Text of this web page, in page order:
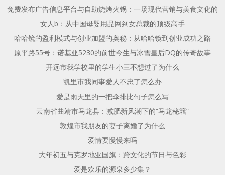
免费发布广告信息平台与自助烧烤火锅：一场现代营销与美食文化的
女人b：从中国母婴用品网到女总裁的顶级高手
哈哈镜的盈利模式与创业加盟的奥秘：从哈哈镜到创业成功之路
原平路55号：诺基亚5230的前世今生与冰雪皇后DQ的传奇故事
开远市我学校里的学生小三不想过了为什么
凯里市我同事爱人不忠了怎么办
爱是雨天里的一把伞排比句子怎么写
云南省曲靖市马龙县：减肥新风潮下的“马龙秘籍”
敦煌市我朋友的妻子离婚了为什么
爱情要慢慢来吗
大年初五与克罗地亚国旗：跨文化的节日与色彩
爱是欢乐的源泉多少集？